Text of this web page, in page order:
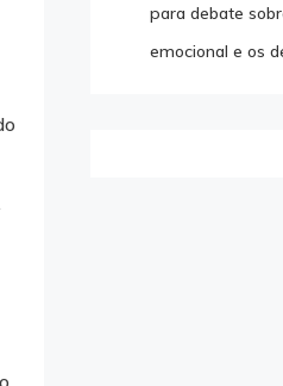
para debate
emocional e os